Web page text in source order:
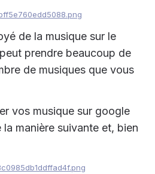
de la musique sur le
prendre beaucoup de
de musiques que vous
vos musique sur google
manière suivante et, bien